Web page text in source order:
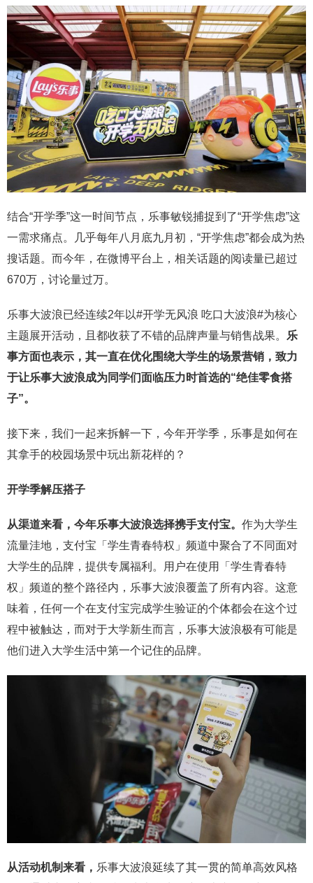
结合“开学季”这一时间节点，乐事敏锐捕捉到了“开学焦虑”这
一需求痛点。几乎每年八月底九月初，“开学焦虑”都会成为热
搜话题。而今年，在微博平台上，相关话题的阅读量已超过
670万，讨论量过万。
乐事大波浪已经连续2年以#开学无风浪 吃口大波浪#为核心
主题展开活动，且都收获了不错的品牌声量与销售战果。 乐
事方面也表示，其一直在优化围绕大学生的场景营销，致力
于让乐事大波浪成为同学们面临压力时首选的“绝佳零食搭
子”。
接下来，我们一起来拆解一下，今年开学季，乐事是如何在
其拿手的校园场景中玩出新花样的？
开学季解压搭子
从渠道来看，今年乐事大波浪选择携手支付宝。 作为大学生
流量洼地，支付宝「学生青春特权」频道中聚合了不同面对
大学生的品牌，提供专属福利。用户在使用「学生青春特
权」频道的整个路径内，乐事大波浪覆盖了所有内容。这意
味着，任何一个在支付宝完成学生验证的个体都会在这个过
程中被触达，而对于大学新生而言，乐事大波浪极有可能是
他们进入大学生活中第一个记住的品牌。
从活动机制来看， 乐事大波浪延续了其一贯的简单高效风格